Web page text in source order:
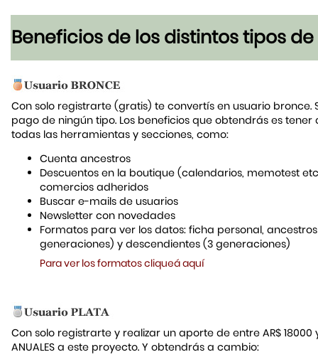
Beneficios de los distintos tipos de
Con solo registrarte (gratis) te convertís en usuario bronce.
pago de ningún tipo. Los beneficios que obtendrás es tener
todas las herramientas y secciones, como:
Cuenta ancestros
Descuentos en la boutique (calendarios, memotest
comercios adheridos
Buscar e-mails de usuarios
Newsletter con novedades
Formatos para ver los datos: ficha personal,
generaciones) y descendientes (3 generaciones)
Para ver los formatos cliqueá aquí
Con solo registrarte y realizar un aporte de entre AR$ 18000
ANUALES a este proyecto. Y obtendrás a cambio: